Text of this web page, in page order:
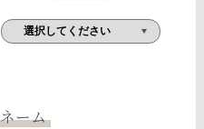
ーム